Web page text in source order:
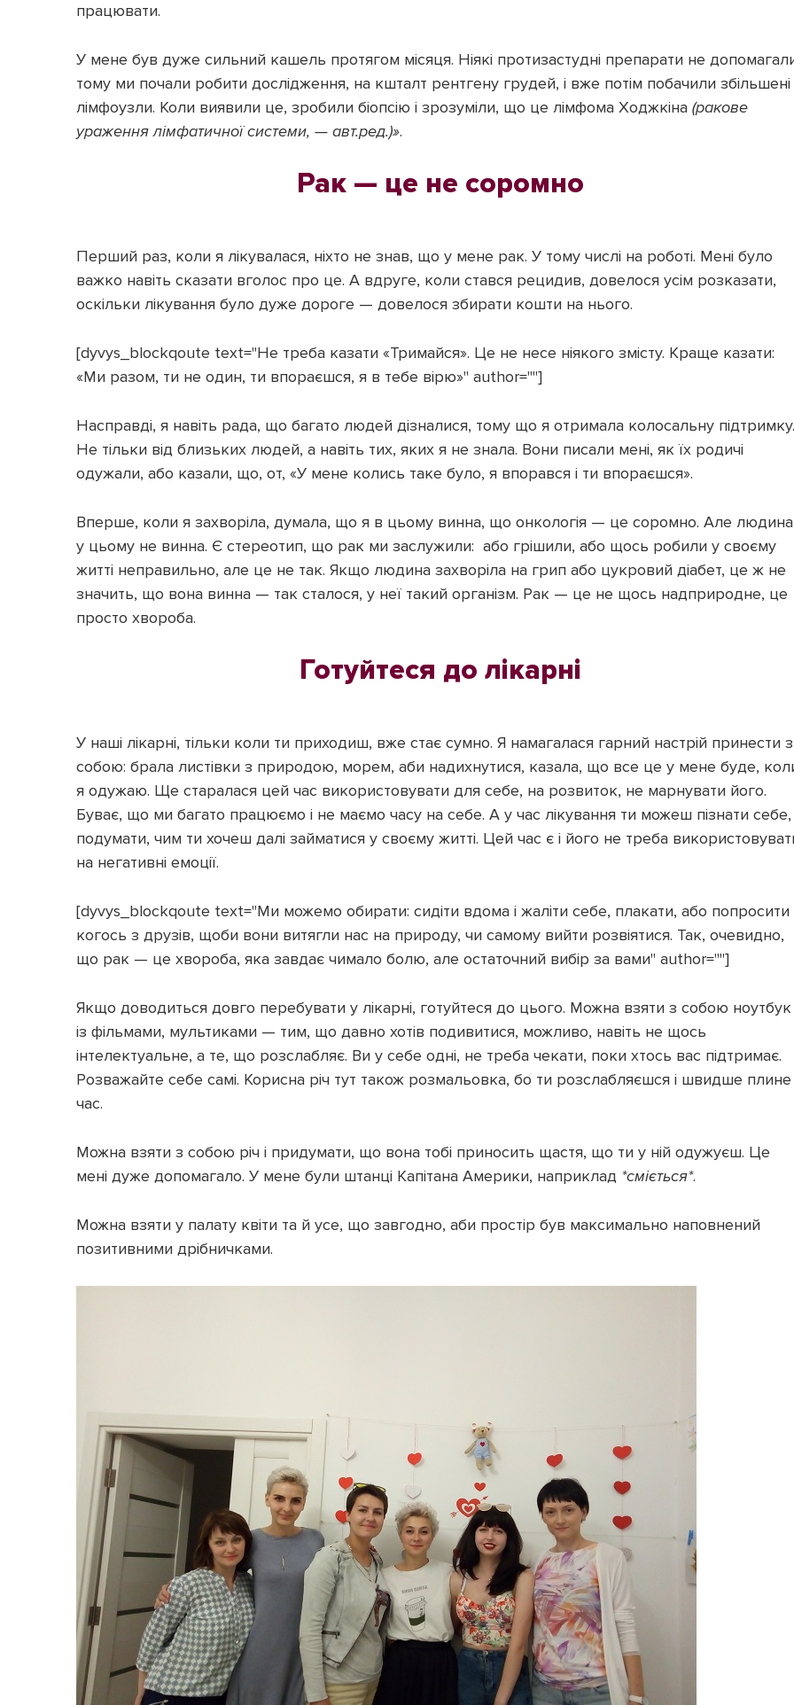
працювати.
У мене був дуже сильний кашель протягом місяця. Ніякі протизастудні препарати не
тому ми почали робити дослідження, на кшталт рентгену грудей, і вже потім побачили збільшені
лімфоузли. Коли виявили це, зробили біопсію і зрозуміли, що це лімфома Ходжкіна (ракове
ураження лімфатичної системи, — авт.ред.)».
Рак — це не соромно
Перший раз, коли я лікувалася, ніхто не знав, що у мене рак. У тому числі на роботі. Мені було
важко навіть сказати вголос про це. А вдруге, коли стався рецидив, довелося усім розказати,
оскільки лікування було дуже дороге — довелося збирати кошти на нього.
[dyvys_blockqoute text="Не треба казати «Тримайся». Це не несе ніякого змісту. Краще казати:
«Ми разом, ти не один, ти впораєшся, я в тебе вірю»" author=""]
Насправді, я навіть рада, що багато людей дізналися, тому що я отримала колосальну підтримку.
Не тільки від близьких людей, а навіть тих, яких я не знала. Вони писали мені, як їх родичі
одужали, або казали, що, от, «У мене колись таке було, я впорався і ти впораєшся».
Вперше, коли я захворіла, думала, що я в цьому винна, що онкологія — це соромно. Але людина
у цьому не винна. Є стереотип, що рак ми заслужили: або грішили, або щось робили у своєму
житті неправильно, але це не так. Якщо людина захворіла на грип або цукровий діабет, це ж не
значить, що вона винна — так сталося, у неї такий організм. Рак — це не щось надприродне, це
просто хвороба.
Готуйтеся до лікарні
У наші лікарні, тільки коли ти приходиш, вже стає сумно. Я намагалася гарний настрій принести з
собою: брала листівки з природою, морем, аби надихнутися, казала, що все це у мене буде,
я одужаю. Ще старалася цей час використовувати для себе, на розвиток, не марнувати його.
Буває, що ми багато працюємо і не маємо часу на себе. А у час лікування ти можеш пізнати себе,
подумати, чим ти хочеш далі займатися у своєму житті. Цей час є і його не треба
на негативні емоції.
[dyvys_blockqoute text="Ми можемо обирати: сидіти вдома і жаліти себе, плакати, або попросити
когось з друзів, щоби вони витягли нас на природу, чи самому вийти розвіятися. Так, очевидно,
що рак — це хвороба, яка завдає чимало болю, але остаточний вибір за вами" author=""]
Якщо доводиться довго перебувати у лікарні, готуйтеся до цього. Можна взяти з собою ноутбук
із фільмами, мультиками — тим, що давно хотів подивитися, можливо, навіть не щось
інтелектуальне, а те, що розслабляє. Ви у себе одні, не треба чекати, поки хтось вас підтримає.
Розважайте себе самі. Корисна річ тут також розмальовка, бо ти розслабляєшся і швидше плине
час.
Можна взяти з собою річ і придумати, що вона тобі приносить щастя, що ти у ній одужуєш. Це
мені дуже допомагало. У мене були штанці Капітана Америки, наприклад *сміється*.
Можна взяти у палату квіти та й усе, що завгодно, аби простір був максимально наповнений
позитивними дрібничками.